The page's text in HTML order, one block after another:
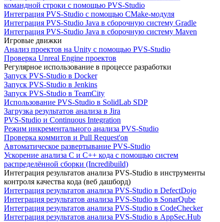
командной строки с помощью PVS-Studio
Интеграция PVS-Studio с помощью CMake-модуля
Интеграция PVS-Studio Java в сборочную систему Gradle
Интеграция PVS-Studio Java в сборочную систему Maven
Игровые движки
Анализ проектов на Unity с помощью PVS-Studio
Проверка Unreal Engine проектов
Регулярное использование в процессе разработки
Запуск PVS-Studio в Docker
Запуск PVS-Studio в Jenkins
Запуск PVS-Studio в TeamCity
Использование PVS-Studio в SolidLab SDP
Загрузка результатов анализа в Jira
PVS-Studio и Continuous Integration
Режим инкрементального анализа PVS-Studio
Проверка коммитов и Pull Request'ов
Автоматическое развертывание PVS-Studio
Ускорение анализа C и C++ кода с помощью систем
распределённой сборки (Incredibuild)
Интеграция результатов анализа PVS-Studio в инструменты
контроля качества кода (веб дашборд)
Интеграция результатов анализа PVS-Studio в DefectDojo
Интеграция результатов анализа PVS-Studio в SonarQube
Интеграция результатов анализа PVS-Studio в CodeChecker
Интеграция результатов анализа PVS-Studio в AppSec.Hub